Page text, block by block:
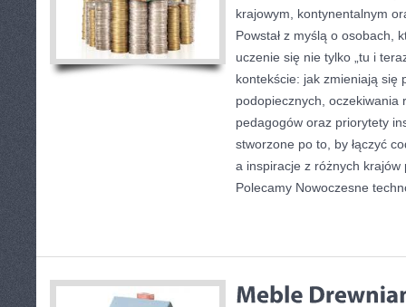
krajowym, kontynentalnym
Powstał z myślą o osobach,
uczenie się nie tylko „tu i
kontekście: jak zmieniają się
podopiecznych, oczekiwania
pedagogów oraz priorytety
stworzone po to, by łączyć
a inspiracje z różnych krajów
Polecamy Nowoczesne